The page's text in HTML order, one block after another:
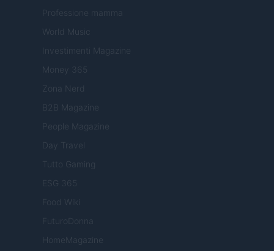
Professione mamma
World Music
Investimenti Magazine
Money 365
Zona Nerd
B2B Magazine
People Magazine
Day Travel
Tutto Gaming
ESG 365
Food Wiki
FuturoDonna
HomeMagazine